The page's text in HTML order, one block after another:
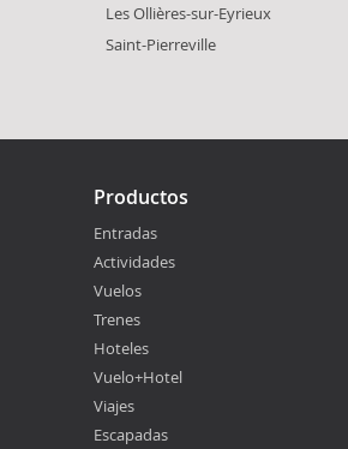
Les Ollières-sur-Eyrieux
Saint-Pierreville
Productos
Entradas
Actividades
Vuelos
Trenes
Hoteles
Vuelo+Hotel
Viajes
Escapadas